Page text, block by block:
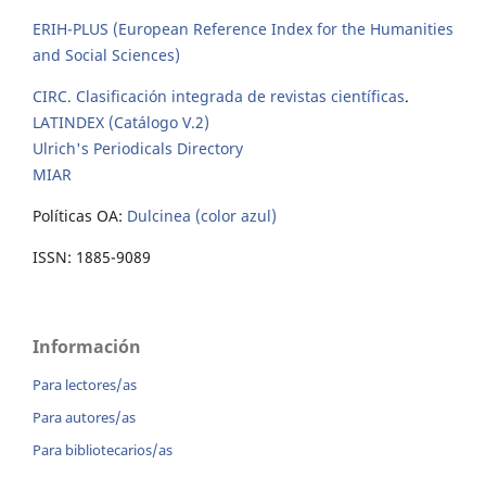
ERIH-PLUS (European Reference Index for the Humanities
and Social Sciences)
CIRC. Clasificación integrada de revistas científicas.
LATINDEX (Catálogo V.2)
Ulrich's Periodicals Directory
MIAR
Políticas OA: Dulcinea (color azul)
ISSN: 1885-9089
Información
Para lectores/as
Para autores/as
Para bibliotecarios/as